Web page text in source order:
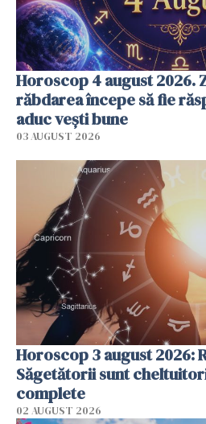
Horoscop 4 august 2026.
răbdarea începe să fie
aduc vești bune
03 AUGUST 2026
Horoscop 3 august 2026:
Săgetătorii sunt
complete
02 AUGUST 2026